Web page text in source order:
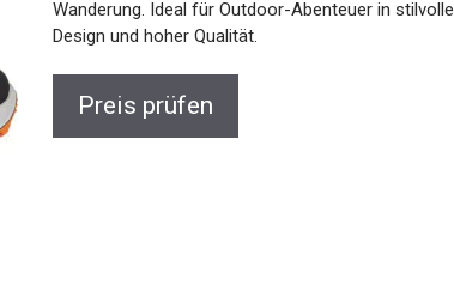
hervorragender Dämpfung meisterst du jede
Wanderung. Ideal für Outdoor-Abenteuer in stilvollem
Preis prüfen
Jetzt anschauen